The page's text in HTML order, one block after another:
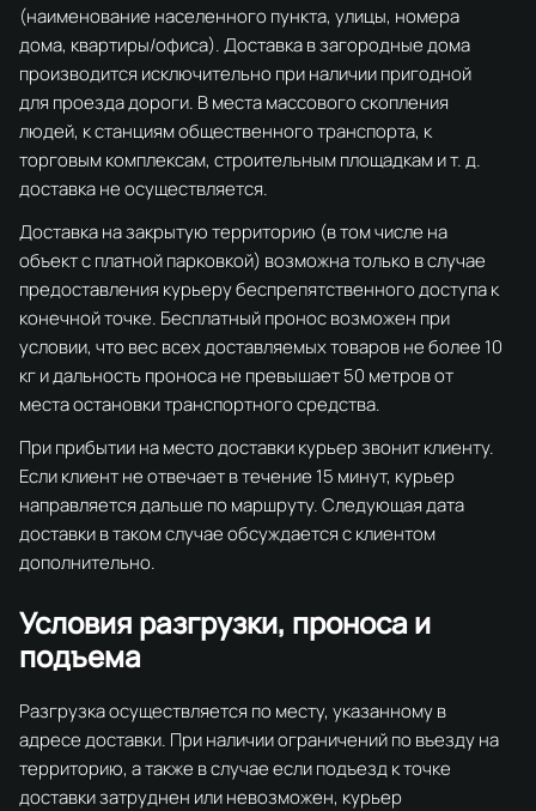
(наименование населенного пункта, улицы, номера
дома, квартиры/офиса). Доставка в загородные дома
производится исключительно при наличии пригодной
для проезда дороги. В места массового скопления
людей, к станциям общественного транспорта, к
торговым комплексам, строительным площадкам и т. д.
доставка не осуществляется.
Доставка на закрытую территорию (в том числе на
объект с платной парковкой) возможна только в случае
предоставления курьеру беспрепятственного доступа к
конечной точке. Бесплатный пронос возможен при
условии, что вес всех доставляемых товаров не более 10
кг и дальность проноса не превышает 50 метров от
места остановки транспортного средства.
При прибытии на место доставки курьер звонит клиенту.
Если клиент не отвечает в течение 15 минут, курьер
направляется дальше по маршруту. Следующая дата
доставки в таком случае обсуждается с клиентом
дополнительно.
Условия разгрузки, проноса и
подъема
Разгрузка осуществляется по месту, указанному в
адресе доставки. При наличии ограничений по въезду на
территорию, а также в случае если подъезд к точке
доставки затруднен или невозможен, курьер